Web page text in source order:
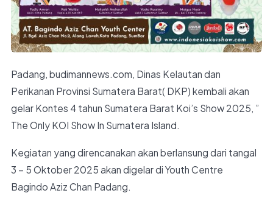
Padang, budimannews.com, Dinas Kelautan dan
Perikanan Provinsi Sumatera Barat( DKP) kembali akan
gelar Kontes 4 tahun Sumatera Barat Koi’s Show 2025, ”
The Only KOI Show In Sumatera Island.
Kegiatan yang direncanakan akan berlansung dari tangal
3 – 5 Oktober 2025 akan digelar di Youth Centre
Bagindo Aziz Chan Padang.